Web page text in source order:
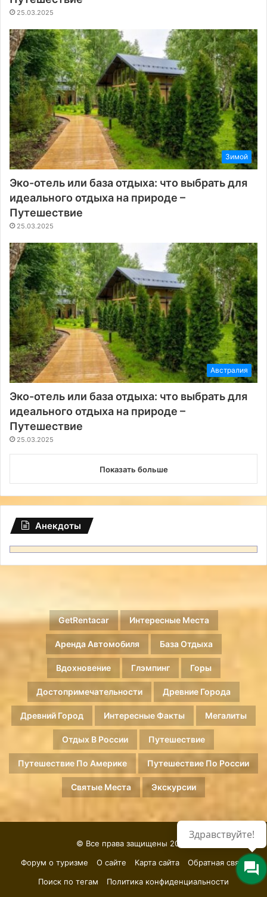
25.03.2025
Зимой
Эко-отель или база отдыха: что выбрать для
идеального отдыха на природе –
Путешествие
25.03.2025
Австралия
Эко-отель или база отдыха: что выбрать для
идеального отдыха на природе –
Путешествие
25.03.2025
Показать больше
Анекдоты
GetRentacar Интересные Места
Аренда Автомобиля База Отдыха
Вдохновение Глэмпинг Горы
Достопримечательности Древние Города
Древний Город Интересные Факты Мегалиты
Отдых В России Путешествие
Путешествие По Америке Путешествие По России
Святые Места Экскурсии
© Все права защищены 2026.
Форум о туризме
О сайте Карта сайта
Обратная связь
Поиск по тегам
Политика конфиденциальности
Здравствуйте!